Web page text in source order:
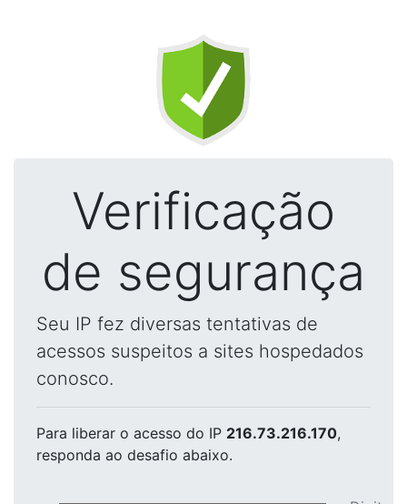
Verificação
de segurança
Seu IP fez diversas tentativas de
acessos suspeitos a sites hospedados
conosco.
Para liberar o acesso do IP 216.73.216.170,
responda ao desafio abaixo.